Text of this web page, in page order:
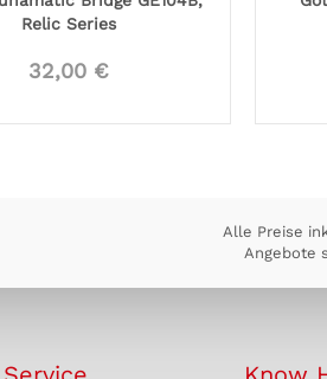
Relic Series
32,00 €
Alle Preise
Angebote